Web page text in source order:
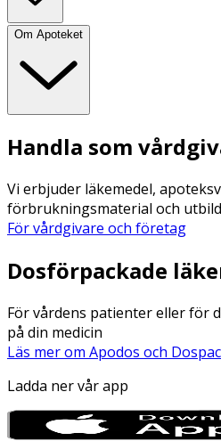
Om Apoteket
Handla som
Vi erbjuder läkemedel,
förbrukningsmaterial och
För vårdgivare och företag
Dosförpackade
För vårdens patienter eller för
på din medicin
Läs mer om Apodos och Dospac
Ladda ner vår app